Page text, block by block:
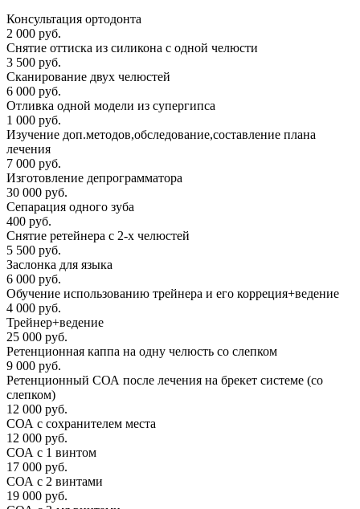
Консультация ортодонта
2 000 руб.
Снятие оттиска из силикона с одной челюсти
3 500 руб.
Сканирование двух челюстей
6 000 руб.
Отливка одной модели из супергипса
1 000 руб.
Изучение доп.методов,обследование,составление плана
лечения
7 000 руб.
Изготовление депрограмматора
30 000 руб.
Сепарация одного зуба
400 руб.
Снятие ретейнера с 2-х челюстей
5 500 руб.
Заслонка для языка
6 000 руб.
Обучение использованию трейнера и его корреция+ведение
4 000 руб.
Трейнер+ведение
25 000 руб.
Ретенционная каппа на одну челюсть со слепком
9 000 руб.
Ретенционный СОА после лечения на брекет системе (со
слепком)
12 000 руб.
СОА с сохранителем места
12 000 руб.
СОА с 1 винтом
17 000 руб.
СОА с 2 винтами
19 000 руб.